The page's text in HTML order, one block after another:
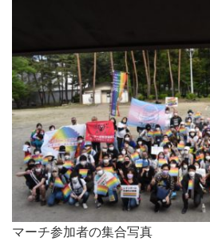
マーチ参加者の集合写真